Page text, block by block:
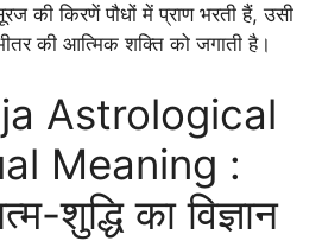
की किरणें पौधों में प्राण भरती हैं, उसी
की आत्मिक शक्ति को जगाती है।
Astrological
Meaning :
शुद्धि का विज्ञान